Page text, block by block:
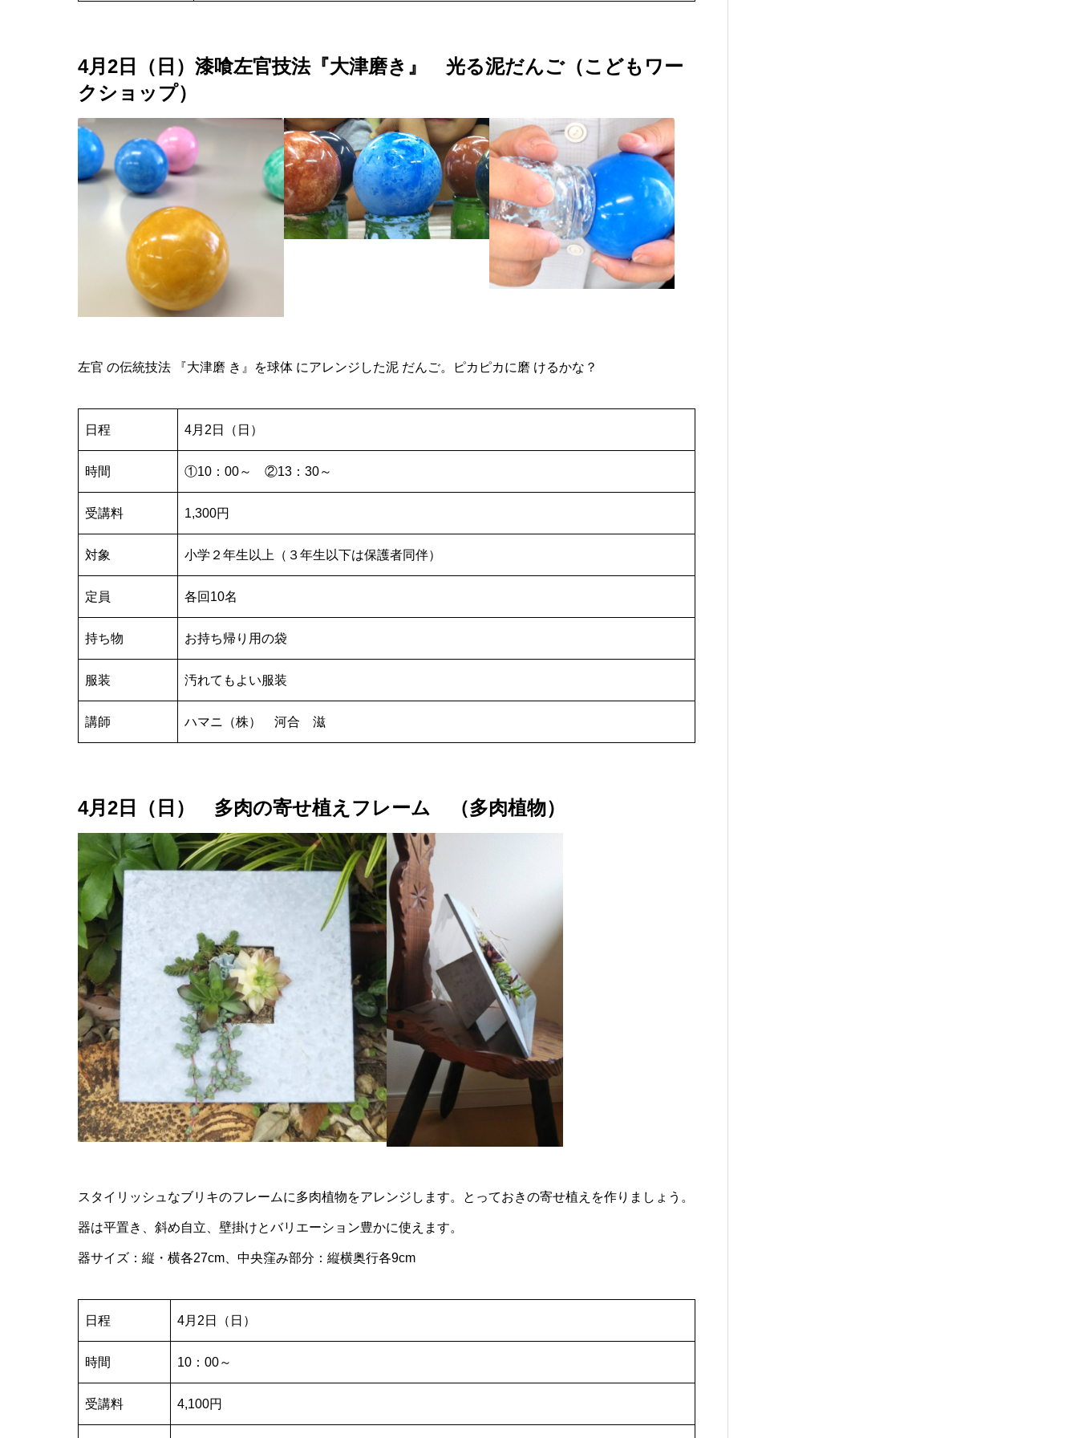
4月2日（日）漆喰左官技法『大津磨き』 光る泥だんご（こどもワー
クショップ）
左官 の伝統技法 『大津磨 き』を球体 にアレンジした泥 だんご。ピカピカに磨 けるかな？
日程 4月2日（日）
時間 ①10：00～ ②13：30～
受講料 1,300円
対象 小学２年生以上（３年生以下は保護者同伴）
定員 各回10名
持ち物 お持ち帰り用の袋
服装 汚れてもよい服装
講師 ハマニ（株） 河合 滋
4月2日（日） 多肉の寄せ植えフレーム （多肉植物）
スタイリッシュなブリキのフレームに多肉植物をアレンジします。とっておきの寄せ植えを作りましょう。
器は平置き、斜め自立、壁掛けとバリエーション豊かに使えます。
器サイズ：縦・横各27cm、中央窪み部分：縦横奥行各9cm
日程 4月2日（日）
時間 10：00～
受講料 4,100円